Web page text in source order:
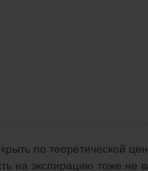
по теоретической
на экспирацию тоже не